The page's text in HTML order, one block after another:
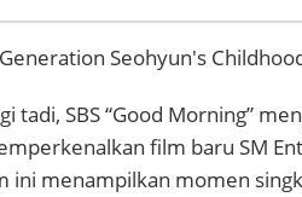
tadi, SBS “Good Morning”
film baru SM
ini menampilkan momen